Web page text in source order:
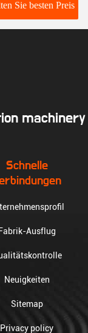
Sie besten Preis
machinery
Schnelle
Fabrik-Ausflug
Neuigkeiten
Sitemap
Privacy policy